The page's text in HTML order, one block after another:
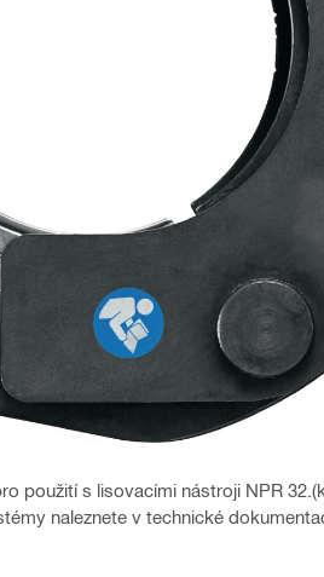
použití s lisovacími nástroji NPR
naleznete v technické